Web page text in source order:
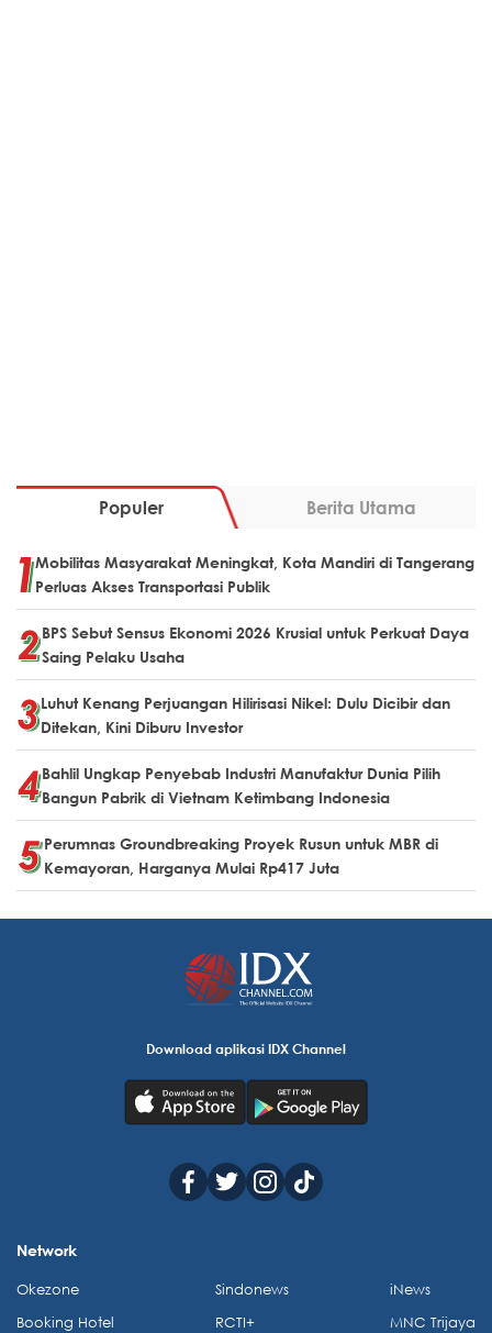
Populer Berita Utama
Mobilitas Masyarakat Meningkat, Kota Mandiri di Tangerang
Perluas Akses Transportasi Publik
BPS Sebut Sensus Ekonomi 2026 Krusial untuk Perkuat Daya
Saing Pelaku Usaha
Luhut Kenang Perjuangan Hilirisasi Nikel: Dulu Dicibir dan
Ditekan, Kini Diburu Investor
Bahlil Ungkap Penyebab Industri Manufaktur Dunia Pilih
Bangun Pabrik di Vietnam Ketimbang Indonesia
Perumnas Groundbreaking Proyek Rusun untuk MBR di
Kemayoran, Harganya Mulai Rp417 Juta
Download aplikasi IDX Channel
Network
Okezone
Booking Hotel
Sindonews
RCTI+
iNews
MNC Trijaya